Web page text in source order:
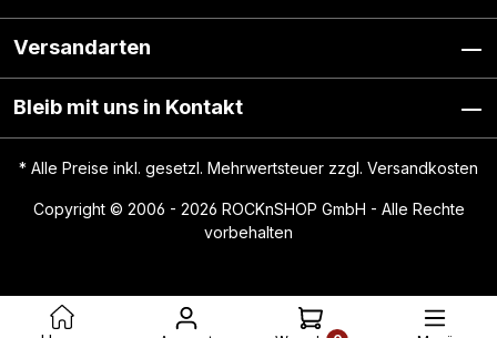
Versandarten
Bleib mit uns in Kontakt
* Alle Preise inkl. gesetzl. Mehrwertsteuer zzgl. Versandkosten
Copyright © 2006 - 2026 ROCKnSHOP GmbH - Alle Rechte
vorbehalten